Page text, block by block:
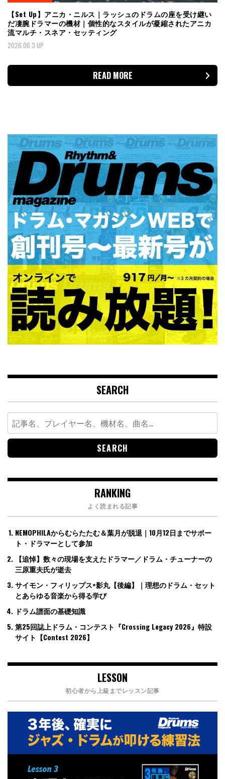
【Set Up】アニカ・ニルス｜ラッシュのドラムの座を受け継い
だ凄腕ドラマーの機材｜個性的なスタイルが凝縮されたアニカ
流マルチ・スネア・セッティング
2026.06.3 UP
READ MORE
SEARCH
Search
for:
RANKING
よく読まれる記事
NEMOPHILAからむらたたむ＆葉月が脱退｜10月12日までサポー
ト・ドラマーとして参加
【追悼】数々の現場を支えたドラマー／ドラム・チューナーの
三原重夫氏が逝去
サイモン・フィリップス×影丸【後編】｜理想のドラム・セット
とあらゆる音楽から得る学び
ドラム譜面の基礎知識
第25回誌上ドラム・コンテスト『Crossing Legacy 2026』特設
サイト【Contest 2026】
LESSON
初心者から上級までレッスン記事